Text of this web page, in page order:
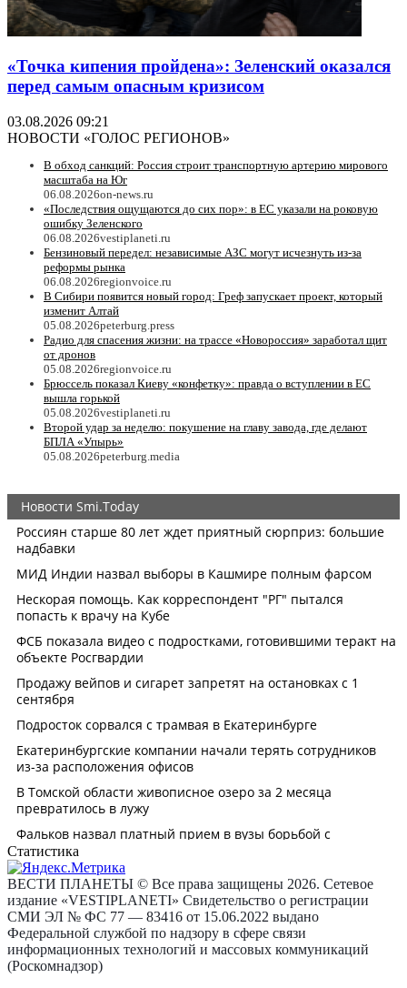
«Точка кипения пройдена»: Зеленский оказался
перед самым опасным кризисом
03.08.2026 09:21
НОВОСТИ «ГОЛОС РЕГИОНОВ»
В обход санкций: Россия строит транспортную артерию мирового
масштаба на Юг
06.08.2026on-news.ru
«Последствия ощущаются до сих пор»: в ЕС указали на роковую
ошибку Зеленского
06.08.2026vestiplaneti.ru
Бензиновый передел: независимые АЗС могут исчезнуть из-за
реформы рынка
06.08.2026regionvoice.ru
В Сибири появится новый город: Греф запускает проект, который
изменит Алтай
05.08.2026peterburg.press
Радио для спасения жизни: на трассе «Новороссия» заработал щит
от дронов
05.08.2026regionvoice.ru
Брюссель показал Киеву «конфетку»: правда о вступлении в ЕС
вышла горькой
05.08.2026vestiplaneti.ru
Второй удар за неделю: покушение на главу завода, где делают
БПЛА «Упырь»
05.08.2026peterburg.media
Статистика
ВЕСТИ ПЛАНЕТЫ © Все права защищены 2026. Сетевое
издание «VESTIPLANETI» Свидетельство о регистрации
СМИ ЭЛ № ФС 77 — 83416 от 15.06.2022 выдано
Федеральной службой по надзору в сфере связи
информационных технологий и массовых коммуникаций
(Роскомнадзор)